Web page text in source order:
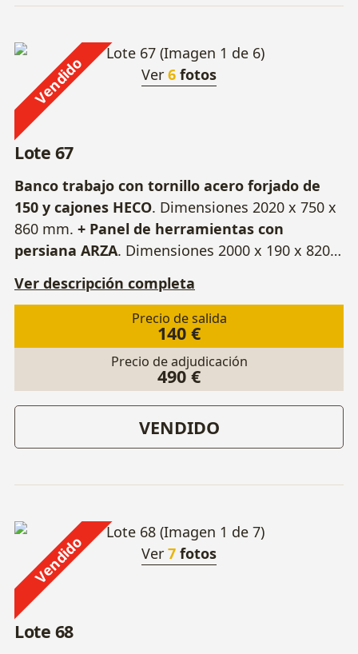
Vendido Ver 6 fotos
Lote 67
Banco trabajo con tornillo acero forjado de
150 y cajones HECO. Dimensiones 2020 x 750 x
860 mm. + Panel de herramientas con
persiana ARZA. Dimensiones 2000 x 190 x 820
Ver descripción completa
Precio de salida
140 €
Precio de adjudicación
490 €
VENDIDO
Vendido Ver 7 fotos
Lote 68